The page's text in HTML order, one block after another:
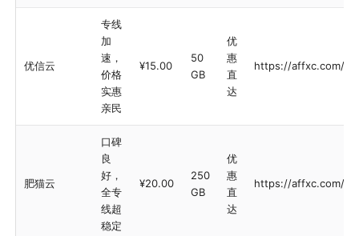
优信云
专线
加
速，
价格
实惠
亲民
¥15.00
50
GB
优
惠
直
达
https://affxc.com/
肥猫云
口碑
良
好，
全专
线超
稳定
¥20.00
250
GB
优
惠
直
达
https://affxc.com/